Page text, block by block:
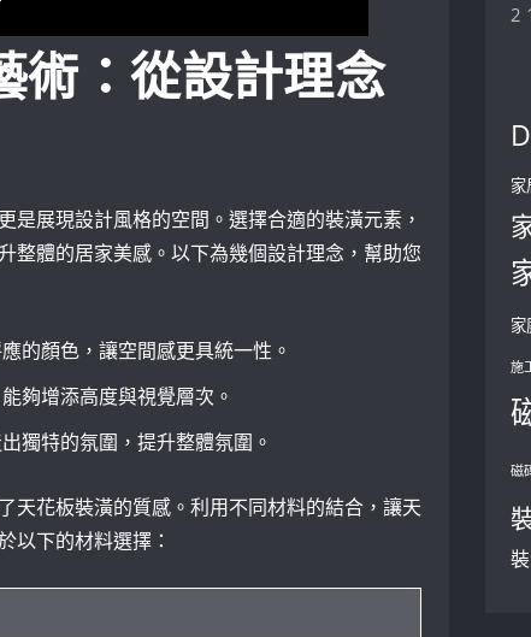
術：從設計理念
是展現設計風格的空間。選擇合適的裝潢元素，
整體的居家美感。以下為幾個設計理念，幫助您
的顏色，讓空間感更具統一性。
夠增添高度與視覺層次。
獨特的氛圍，提升整體氛圍。
天花板裝潢的質感。利用不同材料的結合，讓天
以下的材料選擇：
2
家
家
施
磁